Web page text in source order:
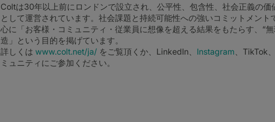
Coltは30年以上前にロンドンで設立され、公平性、包含性、社会正義の価
として運営されています。社会課題と持続可能性への強いコミットメント
心に「お客様・コミュニティ・従業員に想像を超える結果をもたらす、“
造」という目的を掲げています。
詳しくは www.colt.net/ja/ をご覧頂くか、LinkedIn、 Instagram 、TikTok
ミュニティにご参加ください。